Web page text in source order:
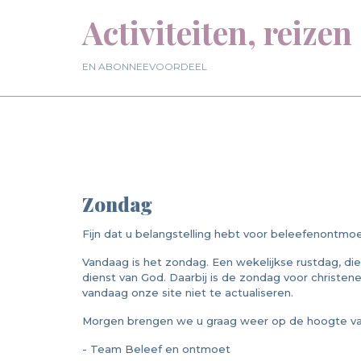
Activiteiten, reizen
EN ABONNEEVOORDEEL
Zondag
Fijn dat u belangstelling hebt voor
Vandaag is het zondag. Een wekelijkse rustdag,
dienst van God. Daarbij is de zondag voor
vandaag onze site niet te actualiseren.
Morgen brengen we u graag weer op de hoogte
- Team Beleef en ontmoet